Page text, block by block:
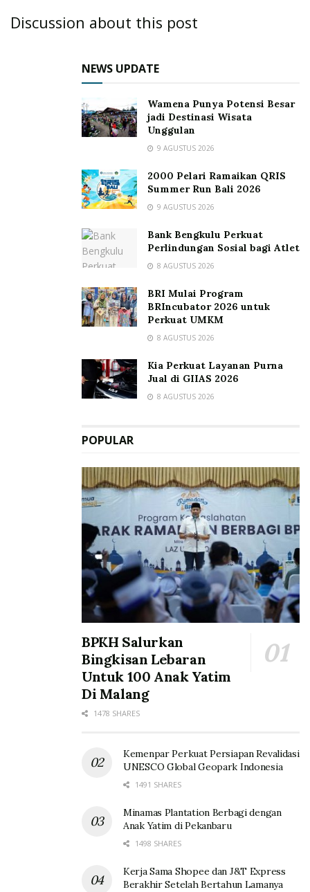
Discussion about this post
NEWS UPDATE
Wamena Punya Potensi Besar
jadi Destinasi Wisata
Unggulan
9 AGUSTUS 2026
2000 Pelari Ramaikan QRIS
Summer Run Bali 2026
9 AGUSTUS 2026
Bank Bengkulu Perkuat
Perlindungan Sosial bagi Atlet
8 AGUSTUS 2026
BRI Mulai Program
BRIncubator 2026 untuk
Perkuat UMKM
8 AGUSTUS 2026
Kia Perkuat Layanan Purna
Jual di GIIAS 2026
8 AGUSTUS 2026
POPULAR
BPKH Salurkan
Bingkisan Lebaran
Untuk 100 Anak Yatim
Di Malang
1478 SHARES
Kemenpar Perkuat Persiapan Revalidasi
UNESCO Global Geopark Indonesia
1491 SHARES
Minamas Plantation Berbagi dengan
Anak Yatim di Pekanbaru
1498 SHARES
Kerja Sama Shopee dan J&T Express
Berakhir Setelah Bertahun Lamanya